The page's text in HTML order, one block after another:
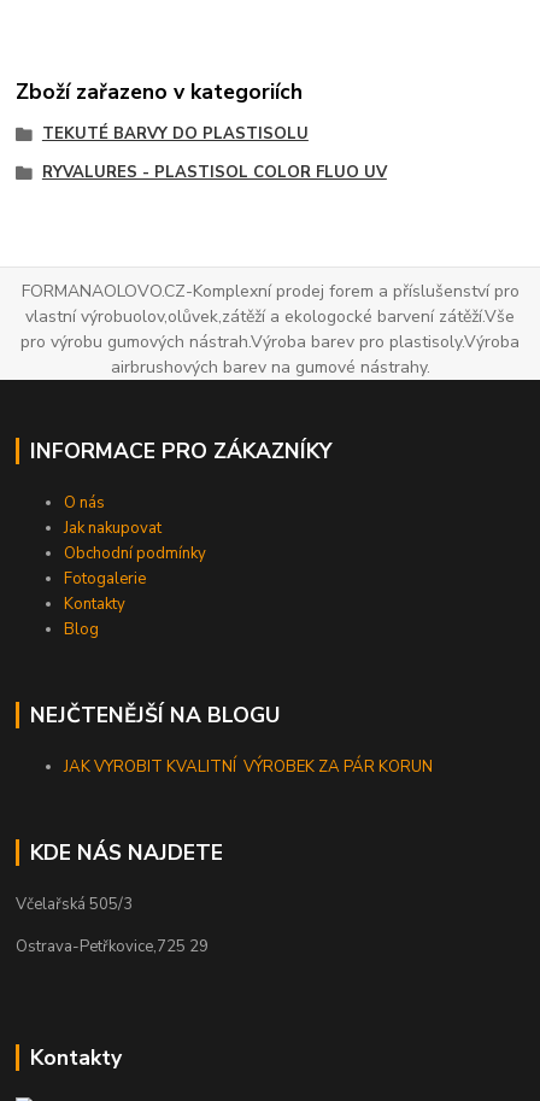
Zboží zařazeno v kategoriích
TEKUTÉ BARVY DO PLASTISOLU
RYVALURES - PLASTISOL COLOR FLUO UV
FORMANAOLOVO.CZ-Komplexní prodej forem a příslušenství pro
vlastní výrobuolov,olůvek,zátěží a ekologocké barvení zátěží.Vše
pro výrobu gumových nástrah.Výroba barev pro plastisoly.Výroba
airbrushových barev na gumové nástrahy.
INFORMACE PRO ZÁKAZNÍKY
O nás
Jak nakupovat
Obchodní podmínky
Fotogalerie
Kontakty
Blog
NEJČTENĚJŠÍ NA BLOGU
JAK VYROBIT KVALITNÍ VÝROBEK ZA PÁR KORUN
KDE NÁS NAJDETE
Včelařská 505/3
Ostrava-Petřkovice,725 29
Kontakty